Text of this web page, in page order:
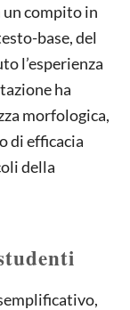
un compito in
base, del
l’esperienza
ha
morfologica,
di efficacia
della